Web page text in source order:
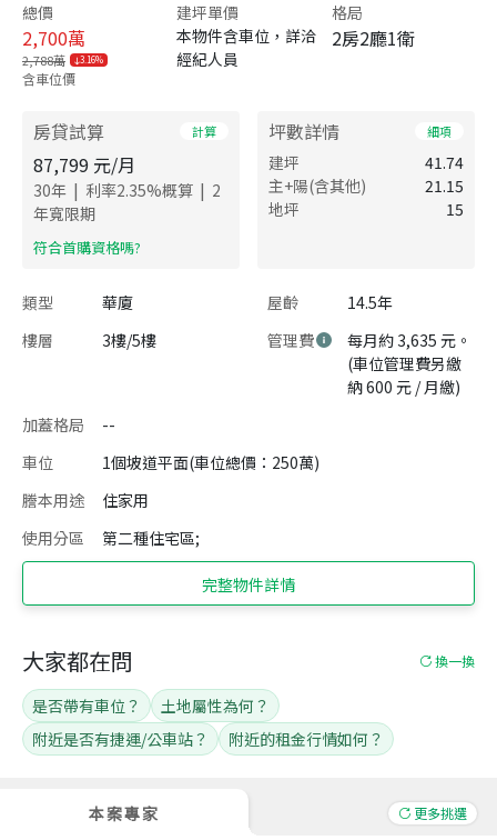
總價
2,700萬
2,788萬 3.16%
含車位價
建坪單價
本物件含車位，詳洽
經紀人員
格局
2房2廳1衛
房貸試算 計算
87,799 元/月
30年 | 利率2.35%概算 | 2
年寬限期
​符合首購資格嗎?
坪數詳情 細項
建坪
41.74
主+陽(含其他)
21.15
地坪
15
類型 華廈 屋齡
14.5年
樓層
3樓/5樓 管理費
每月約 3,635 元。
(車位管理費另繳
納 600 元 / 月繳)
加蓋格局
--
車位
1個坡道平面(車位總價：250萬)
謄本用途
住家用
使用分區
第二種住宅區;
完整物件詳情
本案專家 更多挑選
大家都在問 換一換
是否帶有車位？
土地屬性為何？
附近是否有捷運/公車站？
附近的租金行情如何？